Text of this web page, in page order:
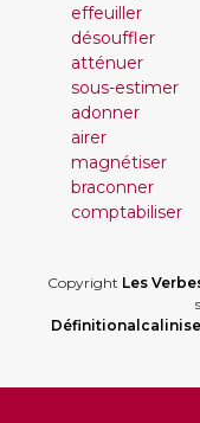
effeuiller
désouffler
atténuer
sous-estimer
adonner
airer
magnétiser
braconner
comptabiliser
Copyright Les